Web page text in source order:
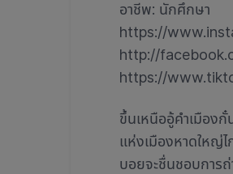
อาชีพ: นักศึกษา
https://
http://
https://
ขึ้นเหนืออู้คำเมือง
แห่งเมืองหาดใหญ่
บอยจะชื่นชอบการถ่